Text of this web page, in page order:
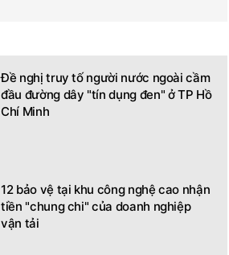
Đề nghị truy tố người nước ngoài cầm
đầu đường dây "tín dụng đen" ở TP Hồ
Chí Minh
12 bảo vệ tại khu công nghệ cao nhận
tiền "chung chi" của doanh nghiệp
vận tải